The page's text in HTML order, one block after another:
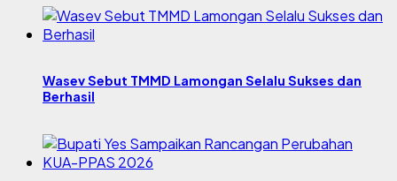
Wasev Sebut TMMD Lamongan Selalu Sukses dan
Berhasil